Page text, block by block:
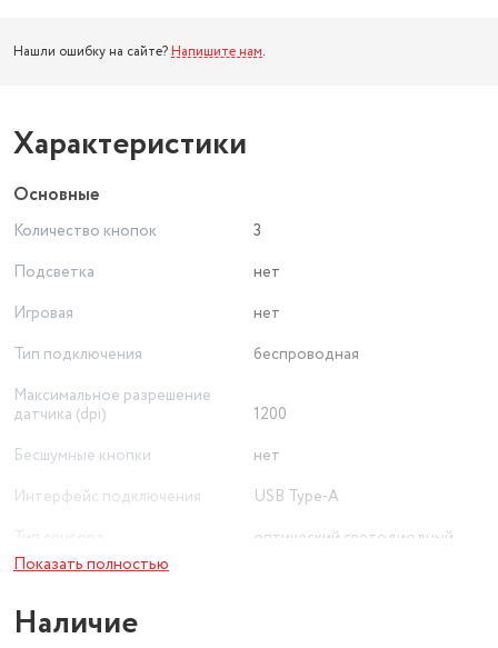
Нашли ошибку на сайте? Напишите нам.
Характеристики
Основные
Количество кнопок
3
Подсветка
нет
Игровая
нет
Тип подключения
беспроводная
Максимальное разрешение
датчика (dpi)
1200
Бесшумные кнопки
нет
Интерфейс подключения
USB Type-A
оптический светодиодный
Показать полностью
Наличие